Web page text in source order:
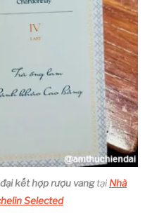
kết hợp rượu vangtại Nhà
Selected